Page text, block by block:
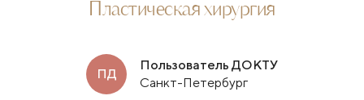
Пластическая хирургия
ПД
Пользователь ДОКТУ
Санкт-Петербург